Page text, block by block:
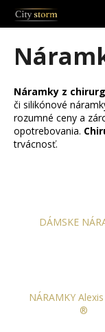
Prejsť
obsah
Náramky z
či silikónové
rozumné ceny a
opotrebovania.
trvácnosť.
DÁMSKE
NÁRAMKY
®
o
o
p
o
t